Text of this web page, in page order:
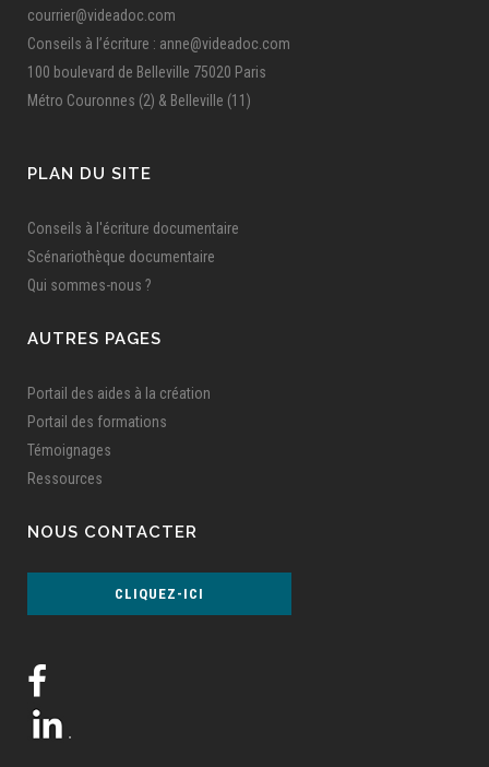
courrier@videadoc.com
Conseils à l’écriture : anne@videadoc.com
100 boulevard de Belleville 75020 Paris
Métro Couronnes (2) & Belleville (11)
PLAN DU SITE
Conseils à l'écriture documentaire
Scénariothèque documentaire
Qui sommes-nous ?
AUTRES PAGES
Portail des aides à la création
Portail des formations
Témoignages
Ressources
NOUS CONTACTER
CLIQUEZ-ICI